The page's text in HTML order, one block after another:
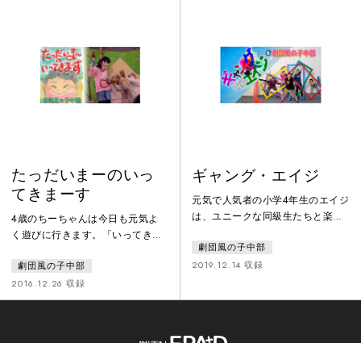
界”に入り込んだ二人は、目の前で
繰り広げられる虫たちのコミカル
で懸命な大騒動に巻き込まれてい
きます
ったり泣いたり、ぼーっとしたり
しながら観られるような、時間と
空間がつくりたいと思って始めた
お芝居です。人の声と生の響きを
たっだいまーのいっ
てきまーす
4歳のちーちゃんは今日も元気よ
く遊びに行きます。「いってきま
シ集め、葉っぱでお面をつくった
り…するとそこへ何かが飛んでき
た。「ぼくは…ちちりん」それ
劇団風の子中部
2016.12.26 収録
ギャング・エイジ
元気で人気者の小学4年生のエイジ
は、ユニークな同級生たちと楽し
る日、偶然が重なり、エイジは
「らんぼうもの」のレッテルを貼
エイジは、中学生のイサオと出会
劇団風の子中部
2019.12.14 収録